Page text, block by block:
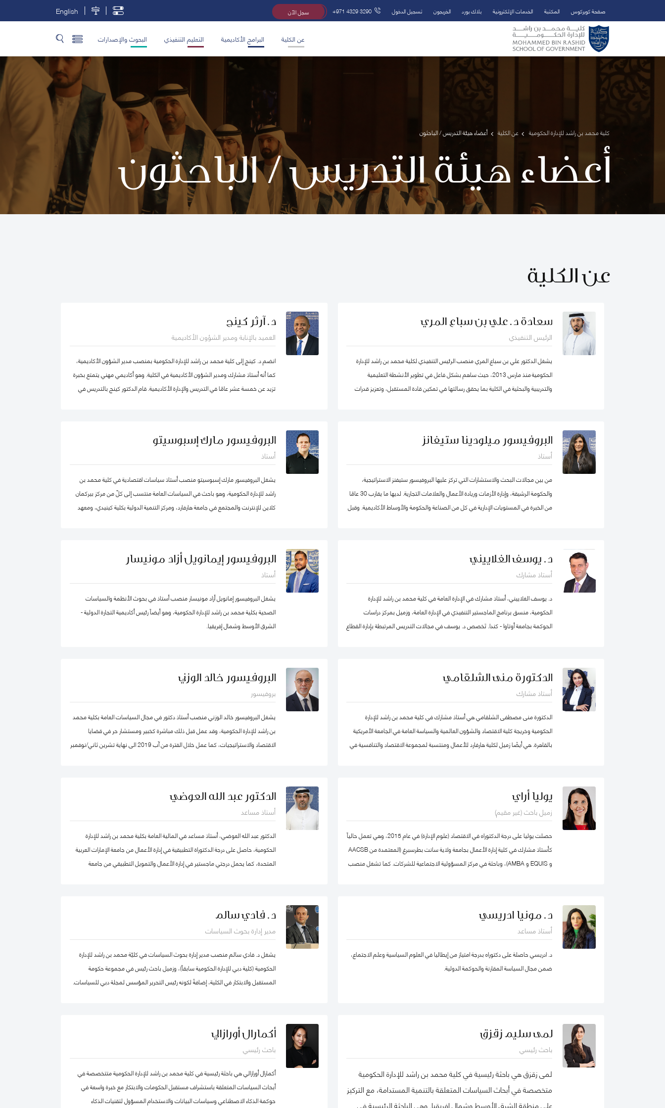
تخطي إلى المحتوى الرئيسي
فتح قائمة الوصول
صفحة كويركوس المكتبة الخدمات الإلكترونية بلاك بورد الخريجون تسجيل الدخول +971 4329 3290 سجل الآن English
عن الكلية البرامج الأكاديمية التعليم التنفيذي البحوث والإصدارات
كلية محمد بن راشد للإدارة الحكومية عن الكلية أعضاء هيئة التدريس / الباحثون
أعضاء هيئة التدريس / الباحثون
عن الكلية
سعادة د. علي بن سباع المري
الرئيس التنفيذي
يشغل الدكتور علي بن سباع المري منصب الرئيس التنفيذي لكلية محمد بن راشد للإدارة
الحكومية منذ مارس 2013، حيث ساهم بشكل فاعل في تطوير الأنشطة التعليمية
والتدريبية والبحثية في الكلية بما يحقق رسالتها في تمكين قادة المستقبل، وتعزيز قدرات
د. آرثر كينج
العميد بالإنابة ومدير الشؤون الأكاديمية
انضم د. كينج إلى كلية محمد بن راشد للإدارة الحكومية بمنصب مدير الشؤون الأكاديمية،
كما أنه أستاذ مشارك ومدير الشؤون الأكاديمية في الكلية. وهو أكاديمي مهني يتمتع بخبرة
تزيد عن خمسة عشر عامًا في التدريس والإدارة الأكاديمية. قام الدكتور كينج بالتدريس في
الأعمال، وعميدًا لجامعة في الكويت مؤخرًا.
البروفيسور ميلودينا ستيفانز
أستاذ
من بين مجالات البحث والاستشارات التي تركز عليها البروفيسور ستيفنز الاستراتيجية،
والحكومة الرشيقة، وإدارة الأزمات وريادة الأعمال والعلامات التجارية. لديها ما يقارب 30 عامًا
من الخبرة في المستويات الإدارية في كل من الصناعة والحكومة والأوساط الأكاديمية. وقبل
الجامعات الخاصة في الإمارات العربية المتحدة ، حيث تولت منصب نائب العميد ومدير
برنامج الماجستير في إدارة الأعمال. شاركت بنشاط في لجان الاعتماد ولجان الاعتماد في كل
عاشت في الولايات المتحدة الأمريكية والهند وتايوان وألمانيا. البروفيسور ستيفنز عضو في
العديد من المجالس الاستشارية، وهي جزء من مجموعتي عمل حول أخلاقيات الذكاء
الاصطناعي في IEEE SA
البروفيسور مارك إسبوسيتو
أستاذ
يشغل البروفيسور مارك إسبوسيتو منصب أستاذ سياسات اقتصادية في كلية محمد بن
راشد للإدارة الحكومية، وهو باحث في السياسات العامة منتسب إلى كلّ من مركز بيركمان
كلاين للإنترنت والمجتمع في جامعة هارفارد، ومركز التنمية الدولية بكلية كينيدي، ومعهد
التفكير The Chart ThinkTank، ويشغل منصب كبير الاقتصاديين في مختبر الذكاء
الاصطناعي micro1 في وادي السيليكون.
د. يوسف الغلاييني
أستاذ مشارك
د. يوسف الغلاييني، أستاذ مشارك في الإدارة العامة في كلية محمد بن راشد للإدارة
الحكومية، منسق برنامج الماجستير التنفيذي في الإدارة العامة، وزميل بمركز دراسات
الحوكمة بجامعة أوتاوا - كندا. تَخصص د. يوسف في مجالات التدريس المرتبطة بإدارة القطاع
برنامج إدارة الموارد البشرية في كلية إدارة الأعمال في الكلية الأسترالية في دولة الكويت. قبل
ذلك، عمل كمستشار للحكومة الاتحادية في كندا في عدد من المشاريع المرتبطة بالتطوير
للحكومة الاتحادية بما في ذلك مجالات التفكير الاستراتيجي والإدارة القائمة على النتائج تحت
بند تنفيذ البرامج الحكومية والسياسات العامة.
البروفيسور إيمانويل أزاد مونيسار
أستاذ
يشغل البروفيسور إمانويل أزاد مونيسار منصب أستاذ في بحوث الأنظمة والسياسات
الصحية بكلية محمد بن راشد للإدارة الحكومية، وهو أيضاً رئيس أكاديمية التجارة الدولية -
الشرق الأوسط وشمال إفريقيا.
الدكتورة منى الشلقامي
أستاذ مشارك
الدكتورة منى مصطفى الشلقامي هي أستاذ مشارك في كلية محمد بن راشد للإدارة
الحكومية وخريجة كلية الاقتصاد والشؤون العالمية والسياسة العامة في الجامعة الأمريكية
بالقاهرة. هي أيضًا زميل لكلية هارفارد للأعمال ومنتسبة لمجموعة الاقتصاد والتنافسية في
مجلة الأعمال والاقتصاد؛ وجامعة كامبريدج. الدكتورة منى حاليًا عضو في شبكة الخبراء
الإقليمية التابعة لمنظمة الأغذية والزراعة ورئيستها ايضا. حصلت على درجة الدكتوراه. من
الاقتصاد من الجامعة الأمريكية بالقاهرة.
البروفيسور خالد الوزني
بروفيسور
يشغل البروفيسور خالد الوزني منصب أستاذ دكتور في مجال السياسات العامة بكلية محمد
بن راشد للإدارة الحكومية، وقد عمل قبل ذلك مباشرة كخبير ومستشار حر في قضايا
الاقتصاد والاستراتيجيات، كما عمل خلال الفترة من آب 2019 الى نهاية تشرين ثاني/نوفمبر
وعمل بين الفترة 2006-2011 في القطاع الخاص مديرا عاما ورئيسا تنفيذيا لسرايا العقبة،
وتعمير الاردنية القابضة ودارات الأردنية القابضة.
يوليا أراي
زميل باحث (غير مقيم)
حصلت يوليا على درجة الدكتوراه في الاقتصاد (علوم الإدارة) في عام 2015، وهي تعمل حالياً
كأستاذ مشارك في كلية إدارة الأعمال بجامعة ولاية سانت بطرسبرغ (المعتمدة من AACSB
و EQUIS و AMBA)، وباحثة في مركز المسؤولية الاجتماعية للشركات. كما تشغل منصب
والمسؤولية الاجتماعية للشركات. وهي عضو نشط في الشبكة الدولية للباحثين في ريادة
في روسيا من المنظمات العامة والخاصة. ألّفت أكثر من 30 منشورًا في مجلات وطنية
ودولية، وكتب، ومجموعات دراسات حالة. نُشرت أعمالها في مراجعة الأعمال الدولية،
الدكتور عبد الله العوضي
أستاذ مساعد
الدكتور عبد الله العوضي، أستاذ مساعد في المالية العامة بكلية محمد بن راشد للإدارة
الحكومية، حاصل على درجة الدكتوراة التطبيقية في إدارة الأعمال من جامعة الإمارات العربية
المتحدة، كما يحمل درجتي ماجستير في إدارة الأعمال والتمويل التطبيقي من جامعة
والحسابات، الإدارة الإستراتيجية، وتطوير الأعمال، وذلك في كل من: القطاع الحكومي،
والقطاع شبه الحكومي، والقطاع الخاص. كما أ، الدكتور عبد الله مدقق حسابات معتمد،
د. مونيا ادريسي
أستاذ مساعد
د. ادريسي حاصلة على دكتوراه بدرجة امتياز من إيطاليا في العلوم السياسية وعلم الاجتماع،
ضمن مجال السياسة المقارنة والحوكمة الدولية.
د. فادي سالم
مدير إدارة بحوث السياسات
يشغل د. فادي سالم منصب مدير إدارة بحوث السياسات في كليّة محمد بن راشد للإدارة
الحكومية (كلية دبي للإدارة الحكومية سابقاً)، وزميل باحث رئيس في مجموعة حكومة
المستقبل والابتكار في الكلية، إضافةً لكونه رئيس التحرير المؤسس لمجلة دبي للسياسات.
السياسات العامة في تخصص الحوكمة الرقمية من جامعة أكسفورد العريقة وشهادة
الماجيستير في إدارة أنظمة المعلومات من كلية لندن للعلوم الاقتصادية والسياسية، إضافة
المفكرين والمتخصصين عالمياً في مجالات الحكومة الرقمية ومستقبل العمل الحكومي
وسياسات البيانات، حيث تشمل مجالات تخصّصه الحوكمة الرقمية والسياسات
لمى سليم زقزق
باحث رئيسي
لمى زقزق هي باحثة رئيسية في كلية محمد بن راشد للإدارة الحكومية
متخصصة في أبحاث السياسات المتعلقة بالتنمية المستدامة، مع التركيز
على منطقة الشرق الأوسط وشمال إفريقيا. وهي الباحثة الرئيسية في
أكمارال أورازالي
باحث رئيسي
أكمارال أورازالي هي باحثة رئيسية في كلية محمد بن راشد للإدارة الحكومية متتخصصة في
أبحاث السياسات المتعلقة باستشراف مستقبل الحكومات والابتكار مع خبرة واسعة في
حوكمة الذكاء الاصطناعي وسياسات البيانات والاستخدام المسؤول لتقنيات الذكاء